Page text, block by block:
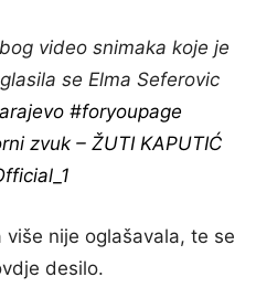
video snimaka koje je
se Elma Seferovic
#foryoupage
zvuk – ŽUTI KAPUTIĆ
nije oglašavala, te se
desilo.